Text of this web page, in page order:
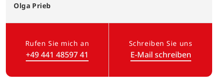
Olga Prieb
Rufen Sie mich an
+49 441 48597 41(Link öffnet in neuem Tab)
Schreiben Sie uns
E-Mail schreiben